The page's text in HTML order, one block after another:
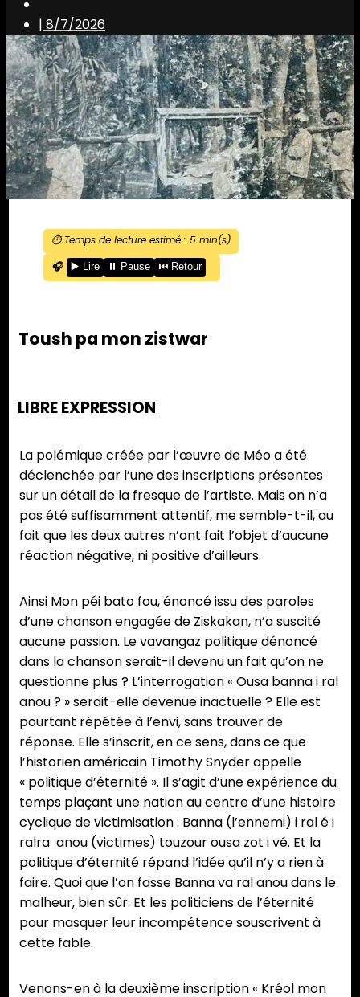
| 8/7/2026
⏱️ Temps de lecture estimé : 5min(s)
🎧
▶️ Lire ⏸️ Pause ⏮️ Retour
Toush pa mon zistwar
LIBRE EXPRESSION
La polémique créée par l’œuvre de Méo a été
déclenchée par l’une des inscriptions présentes
sur un détail de la fresque de l’artiste. Mais on n’a
pas été suffisamment attentif, me semble-t-il, au
fait que les deux autres n’ont fait l’objet d’aucune
réaction négative, ni positive d’ailleurs.
Ainsi Mon péi bato fou, énoncé issu des paroles
d’une chanson engagée de Ziskakan, n’a suscité
aucune passion. Le vavangaz politique dénoncé
dans la chanson serait-il devenu un fait qu’on ne
questionne plus ? L’interrogation « Ousa banna i ral
anou ? » serait-elle devenue inactuelle ? Elle est
pourtant répétée à l’envi, sans trouver de
réponse. Elle s’inscrit, en ce sens, dans ce que
l’historien américain Timothy Snyder appelle
« politique d’éternité ». Il s’agit d’une expérience du
temps plaçant une nation au centre d’une histoire
cyclique de victimisation : Banna (l’ennemi) i ral é i
ralra anou (victimes) touzour ousa zot i vé. Et la
politique d’éternité répand l’idée qu’il n’y a rien à
faire. Quoi que l’on fasse Banna va ral anou dans le
malheur, bien sûr. Et les politiciens de l’éternité
pour masquer leur incompétence souscrivent à
cette fable.
Venons-en à la deuxième inscription « Kréol mon